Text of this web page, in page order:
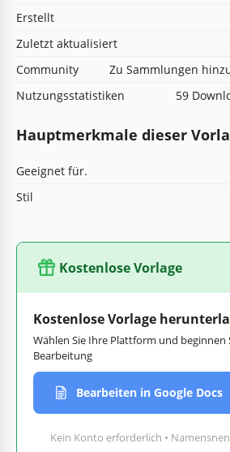
Erstellt
Zuletzt aktualisiert
Community
Zu Sammlungen
Nutzungsstatistiken
59
Hauptmerkmale dieser
Geeignet für.
Stil
Kostenlose Vorlage
Kostenlose Vorlage
Wählen Sie Ihre Plattform und
Bearbeitung
Bearbeiten in Google Docs
Kein Konto erforderlich •